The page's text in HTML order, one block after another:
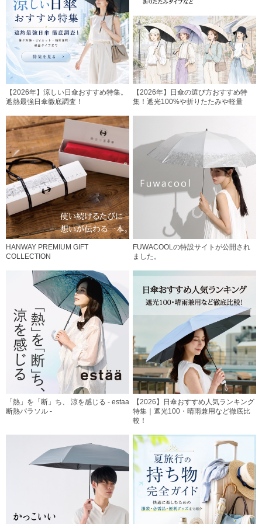
【2026年】涼しい日傘おすすめ特集。
遮熱最強日傘徹底調査！
【2026年】日傘の選び方おすすめ特
集！遮光100%や折りたたみや軽量
HANWAY PREMIUM GIFT
COLLECTION
FUWACOOLの特設サイトが公開され
ました。
「熱」を「断」ち、 涼を感じる - estaa
断熱パラソル -
【2026】日傘おすすめ人気ランキング
特集｜遮光100・晴雨兼用など徹底比
較！